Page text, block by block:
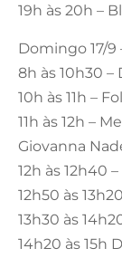
19h às 20h –
Domingo 17/9
8h às 10h30 –
10h às 11h –
11h às 12h –
Giovanna
12h às 12h40 –
12h50 às
13h30 às
14h20 às 15h